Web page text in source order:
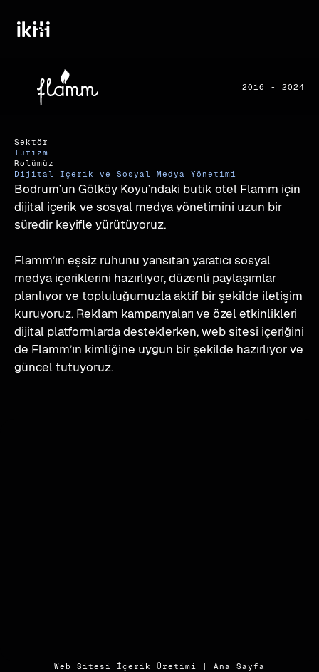
2016 - 2024
Sektör
Turizm
Rolümüz
Dijital İçerik ve Sosyal Medya Yönetimi
Bodrum’un Gölköy Koyu’ndaki butik otel Flamm için
dijital içerik ve sosyal medya yönetimini uzun bir
süredir keyifle yürütüyoruz.
Flamm’ın eşsiz ruhunu yansıtan yaratıcı sosyal
medya içeriklerini hazırlıyor, düzenli paylaşımlar
planlıyor ve topluluğumuzla aktif bir şekilde iletişim
kuruyoruz. Reklam kampanyaları ve özel etkinlikleri
dijital platformlarda desteklerken, web sitesi içeriğini
de Flamm’ın kimliğine uygun bir şekilde hazırlıyor ve
güncel tutuyoruz.
Web Sitesi İçerik Üretimi | Ana Sayfa